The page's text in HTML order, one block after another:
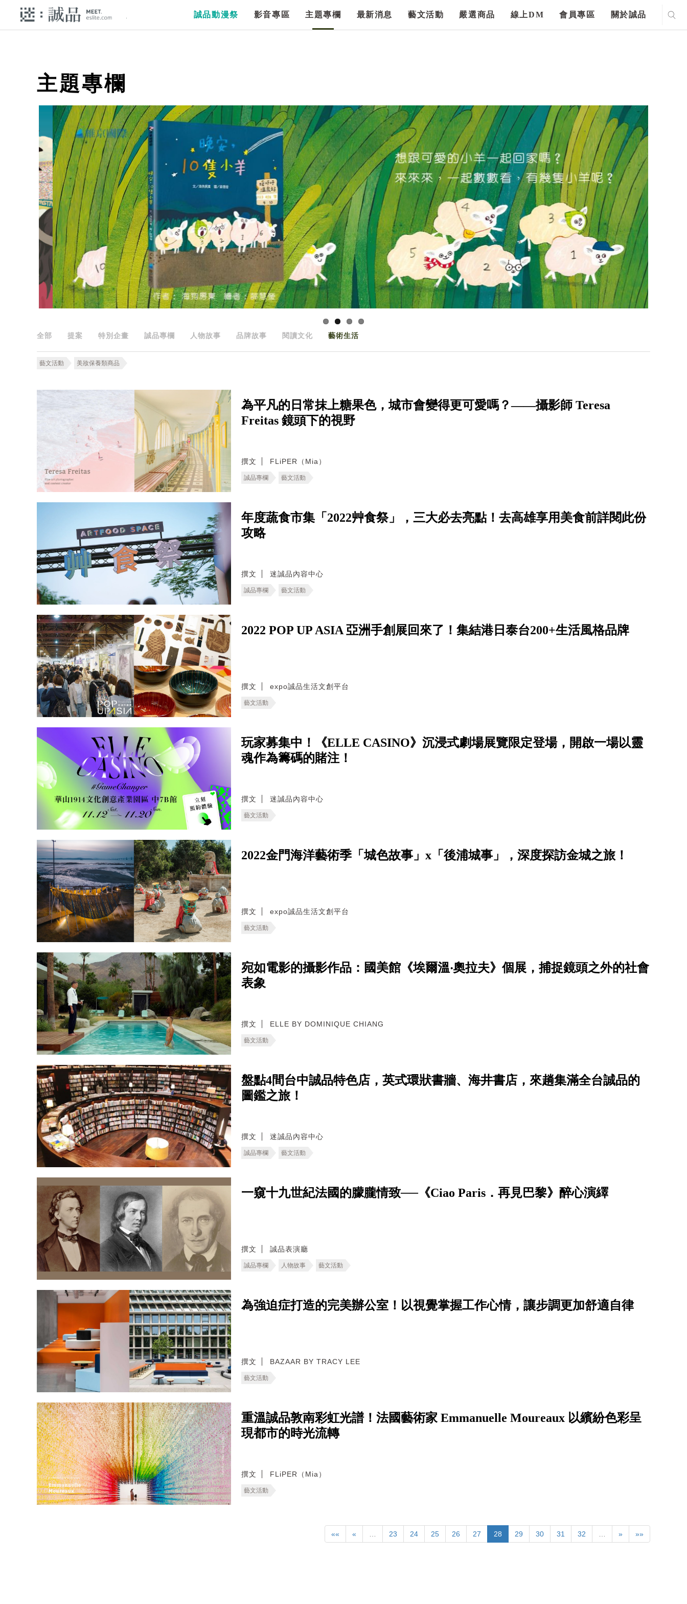
誠品動漫祭 影音專區 主題專欄 最新消息 藝文活動 嚴選商品 線上DM 會員專區 關於誠品
主題專欄
全部 提案 特別企畫 誠品專欄 人物故事 品牌故事 閱讀文化 藝術生活
藝文活動 美妝保養類商品
為平凡的日常抹上糖果色，城市會變得更可愛嗎？——攝影師 Teresa
Freitas 鏡頭下的視野
撰文 FLiPER（Mia）
誠品專欄 藝文活動
年度蔬食市集「2022艸食祭」，三大必去亮點！去高雄享用美食前詳閱此份
攻略
撰文 迷誠品內容中心
誠品專欄 藝文活動
2022 POP UP ASIA 亞洲手創展回來了！集結港日泰台200+生活風格品牌
撰文 expo誠品生活文創平台
藝文活動
玩家募集中！《ELLE CASINO》沉浸式劇場展覽限定登場，開啟一場以靈
魂作為籌碼的賭注！
撰文 迷誠品內容中心
藝文活動
2022金門海洋藝術季「城色故事」x「後浦城事」，深度探訪金城之旅！
撰文 expo誠品生活文創平台
藝文活動
宛如電影的攝影作品：國美館《埃爾溫‧奧拉夫》個展，捕捉鏡頭之外的社會
表象
撰文 ELLE BY DOMINIQUE CHIANG
藝文活動
盤點4間台中誠品特色店，英式環狀書牆、海井書店，來趟集滿全台誠品的
圖鑑之旅！
撰文 迷誠品內容中心
誠品專欄 藝文活動
一窺十九世紀法國的朦朧情致──《Ciao Paris．再見巴黎》醉心演繹
撰文 誠品表演廳
誠品專欄 人物故事 藝文活動
為強迫症打造的完美辦公室！以視覺掌握工作心情，讓步調更加舒適自律
撰文 BAZAAR BY TRACY LEE
藝文活動
重溫誠品敦南彩虹光譜！法國藝術家 Emmanuelle Moureaux 以繽紛色彩呈
現都市的時光流轉
撰文 FLiPER（Mia）
藝文活動
«« « … 23 24 25 26 27 28 29 30 31 32 … » »»